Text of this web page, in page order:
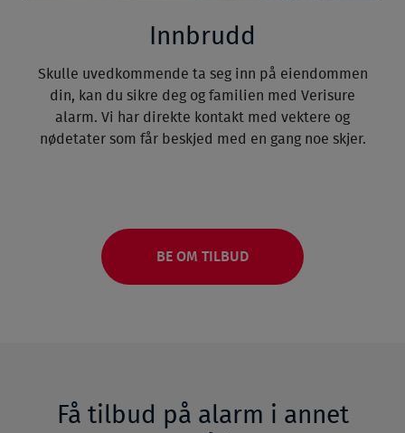
Innbrudd
Skulle uvedkommende ta seg inn på eiendommen
din, kan du sikre deg og familien med Verisure
alarm. Vi har direkte kontakt med vektere og
nødetater som får beskjed med en gang noe skjer.
BE OM TILBUD
Få tilbud på alarm i annet